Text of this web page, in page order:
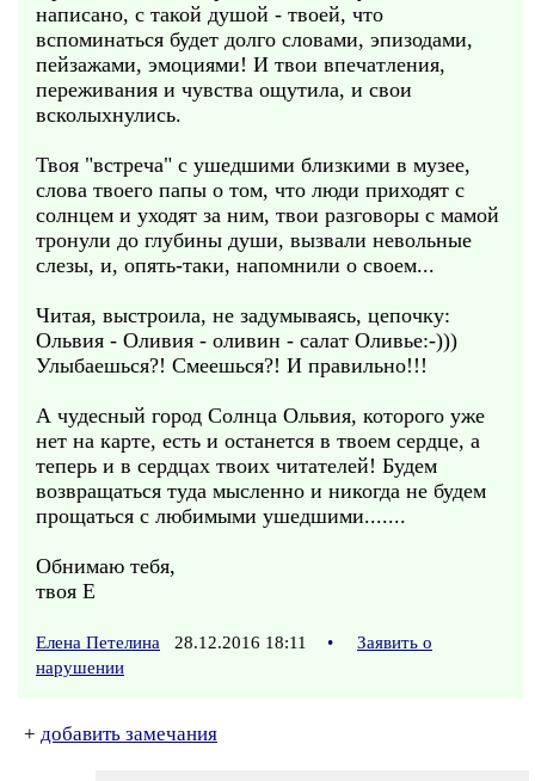
написано, с такой душой - твоей, что
вспоминаться будет долго словами, эпизодами,
пейзажами, эмоциями! И твои впечатления,
переживания и чувства ощутила, и свои
всколыхнулись.
Твоя "встреча" с ушедшими близкими в музее,
слова твоего папы о том, что люди приходят с
солнцем и уходят за ним, твои разговоры с мамой
тронули до глубины души, вызвали невольные
слезы, и, опять-таки, напомнили о своем...
Читая, выстроила, не задумываясь, цепочку:
Ольвия - Оливия - оливин - салат Оливье:-)))
Улыбаешься?! Смеешься?! И правильно!!!
А чудесный город Солнца Ольвия, которого уже
нет на карте, есть и останется в твоем сердце, а
теперь и в сердцах твоих читателей! Будем
возвращаться туда мысленно и никогда не будем
прощаться с любимыми ушедшими.......
Обнимаю тебя,
твоя Е
Елена Петелина 28.12.2016 18:11 •
Заявить о
нарушении
+ добавить замечания